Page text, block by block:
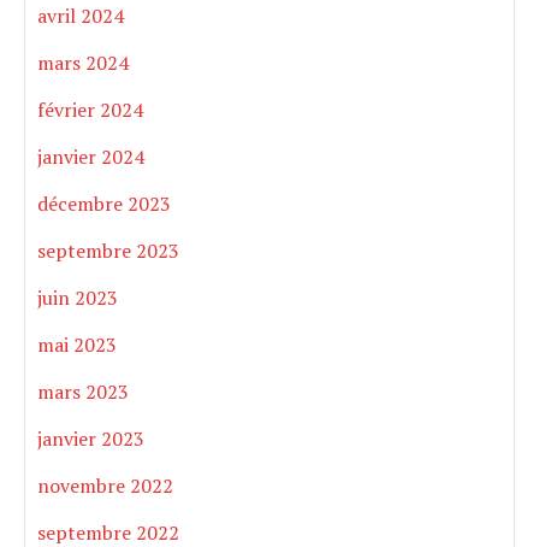
avril 2024
mars 2024
février 2024
janvier 2024
décembre 2023
septembre 2023
juin 2023
mai 2023
mars 2023
janvier 2023
novembre 2022
septembre 2022